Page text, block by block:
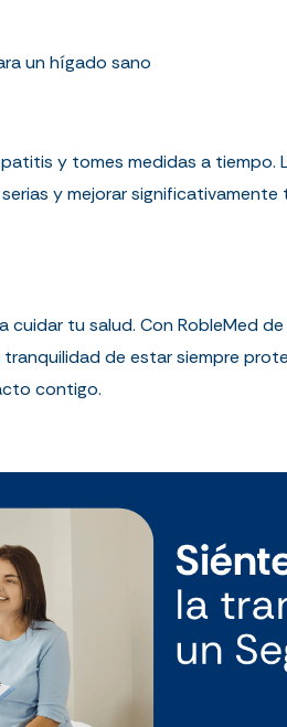
un hígado sano
y tomes medidas a
y mejorar
tu salud. Con RobleMed
de estar siempre
contigo.